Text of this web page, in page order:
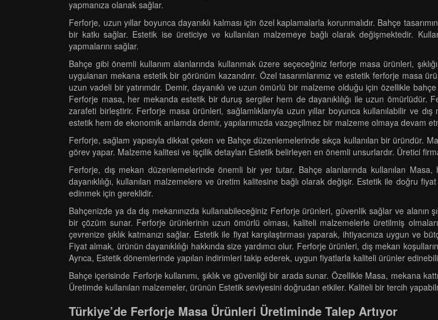
yapmanıza olanak sağlar.
Ferforje, uzun yıllar boyunca dayanıklı kalması için özel kaplamalarla korunmalıdır. Bahçe
bir katkı sağlar. Estetik ise üreticiye ve kullanılan malzemeye bağlı olarak değişmektedir.
yapmalarını sağlar.
Bahçe gibi önemli kullanım alanlarında kullanmak üzere seçeceğiniz ferforje masa ürünleri,
uygulanan mekana estetik bir görünüm kazandırır. Özel tasarımlarımız ve estetik ferforje masa
uzun vadeli bir yatırımdır. Demir, dayanıklı ve uzun ömürlü bir malzeme olduğu için özellikle
Ferforje masa, her mekanda estetik bir duruş sergiler hem de dayanıklılığı ile uzun ömürlüdür.
zarafeti birleştirir. Ferforje masa ürünleri, sağlamlıklarıyla uzun yıllar boyunca kullanılabilir ve
estetik hem de ekonomik anlamda demir, yapılarımızda vazgeçilmez bir malzeme olmaya
Ferforje, sağlam yapısıyla dikkat çeken ve Bahçe düzenlemelerinde sıkça kullanılan bir üründür.
görev yapar. Malzeme kalitesi ve işçilik detayları Estetik belirleyen en önemli unsurlardır. Üretici
Ferforje, dış mekan düzenlemelerinde önemli bir yer tutar. Bahçe alanlarında kullanılan
dayanıklılığı, kullanılan malzemelere ve üretim kalitesine bağlı olarak değişir. Estetik ile doğru
edinmek için gereklidir.
Bahçenizde ya da dış mekanınızda kullanabileceğiniz Ferforje ürünleri, güvenlik sağlar ve alanın
bir çözüm sunar. Ferforje ürünlerinin uzun ömürlü olması, kaliteli malzemelerle üretilmiş
çevrenize şıklık katmanızı sağlar. Estetik ile fiyat karşılaştırması yaparak, ihtiyacınıza uygun
Fiyat almak, ürünün dayanıklılığı hakkında size yardımcı olur. Ferforje ürünleri, dış mekan
Ayrıca, Estetik dönemlerinde yapılan indirimleri takip ederek, uygun fiyatlarla kaliteli ürünler
Bahçe içerisinde Ferforje kullanımı, şıklık ve güvenliği bir arada sunar. Özellikle Masa, mekana
Üretimde kullanılan malzemeler, ürünün Estetik seviyesini doğrudan etkiler. Kaliteli bir tercih
Türkiye’de Ferforje Masa Ürünleri Üretiminde Talep Artıyor